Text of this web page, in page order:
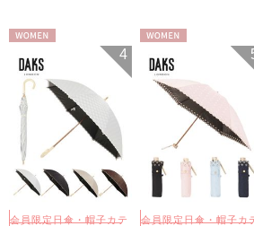
4
会員限定日傘・帽子カテ
会員限定日傘・帽子カ